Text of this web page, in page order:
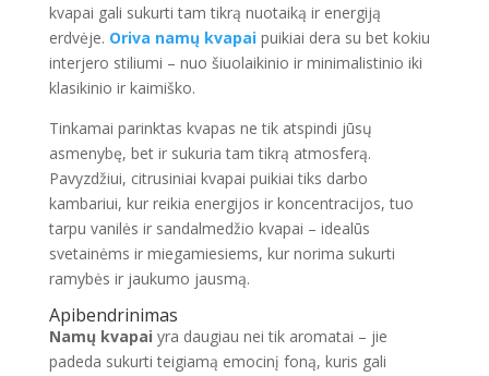
kvapai gali sukurti tam tikrą nuotaiką ir energiją
erdvėje. Oriva namų kvapaipuikiai dera su bet kokiu
interjero stiliumi – nuo šiuolaikinio ir minimalistinio iki
klasikinio ir kaimiško.
Tinkamai parinktas kvapas ne tik atspindi jūsų
asmenybę, bet ir sukuria tam tikrą atmosferą.
Pavyzdžiui, citrusiniai kvapai puikiai tiks darbo
kambariui, kur reikia energijos ir koncentracijos, tuo
tarpu vanilės ir sandalmedžio kvapai – idealūs
svetainėms ir miegamiesiems, kur norima sukurti
ramybės ir jaukumo jausmą.
Apibendrinimas
Namų kvapai yra daugiau nei tik aromatai – jie
padeda sukurti teigiamą emocinį foną, kuris gali